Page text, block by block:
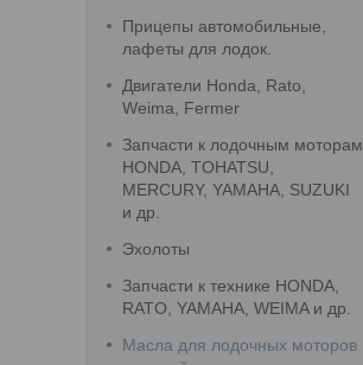
Прицепы автомобильные,
лафеты для лодок.
Двигатели Honda, Rato,
Weima, Fermer
Запчасти к лодочным моторам
HONDA, TOHATSU,
MERCURY, YAMAHA, SUZUKI
и др.
Эхолоты
Запчасти к технике HONDA,
RATO, YAMAHA, WEIMA и др.
Масла для лодочных моторов